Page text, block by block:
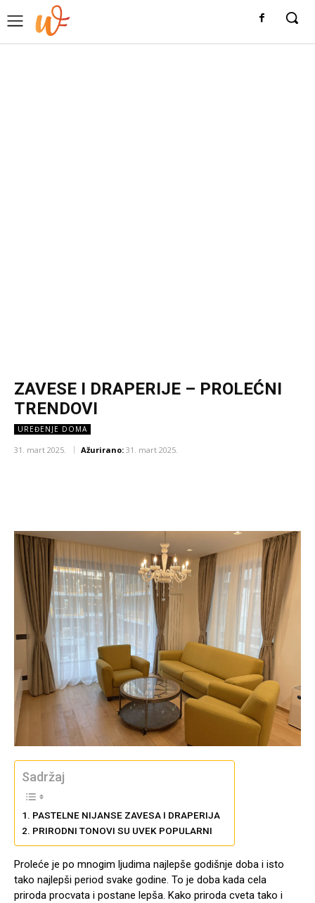
ZAVESE I DRAPERIJE – PROLEĆNI
TRENDOVI
UREĐENJE DOMA
31. mart 2025. Ažurirano: 31. mart 2025.
Sadržaj
PASTELNE NIJANSE ZAVESA I DRAPERIJA
PRIRODNI TONOVI SU UVEK POPULARNI
Proleće je po mnogim ljudima najlepše godišnje doba i isto
tako najlepši period svake godine. To je doba kada cela
priroda procvata i postane lepša. Kako priroda cveta tako i